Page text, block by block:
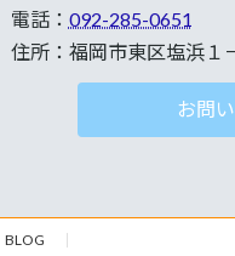
電話： 092-285-0651
住所：福岡市東区塩浜１
お問
BLOG